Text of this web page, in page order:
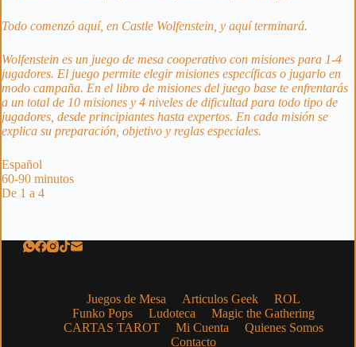
Todo comenzó aquí, en Castle Wolfenstein, y aquí terminará.
Wolfenstein es un juego de mesa cooperativo con misiones para 1-4
jugadores. El juego permite elegir misiones específicas o jugarlo en
modo campaña. En el libro de misiones del juego base te enfrentarás
a un total de 10 misiones y 4 niveles de dificultad para todo tipo de
jugadores, desde principiantes hasta expertos. En cada misión se
explica su preparación, objetivo y reglas especiales.
Español
60-90 minutos
De 1 a 4
Juegos de Mesa Articulos Geek
ROL
Funko Pops
Ludoteca
Magic the Gathering
CARTAS TAROT
Mi Cuenta
Quienes Somos
Contacto